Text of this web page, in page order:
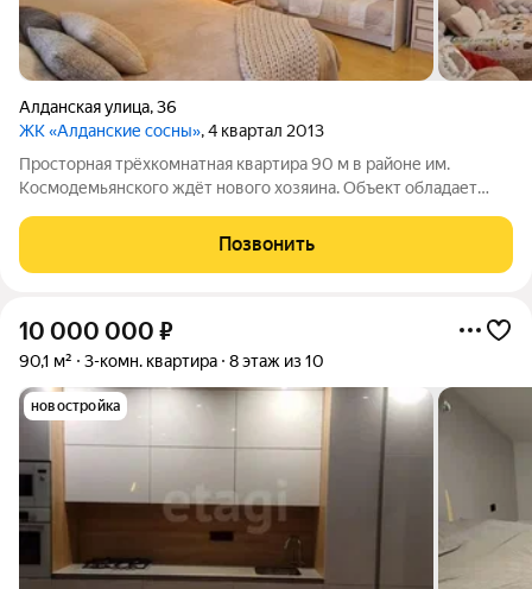
Алданская улица,36
ЖК «Алданские сосны», 4 квартал 2013
Просторная трёхкомнатная квартира 90 м в районе им.
Космодемьянского ждёт нового хозяина. Объект обладает
удобной инфраструктурой: в шаговой доступности магазины,
аптека, поликлиника, школа и
Позвонить
10 000 000 ₽
90,1 м² 3-комн. квартира 8 этаж из 10
новостройка